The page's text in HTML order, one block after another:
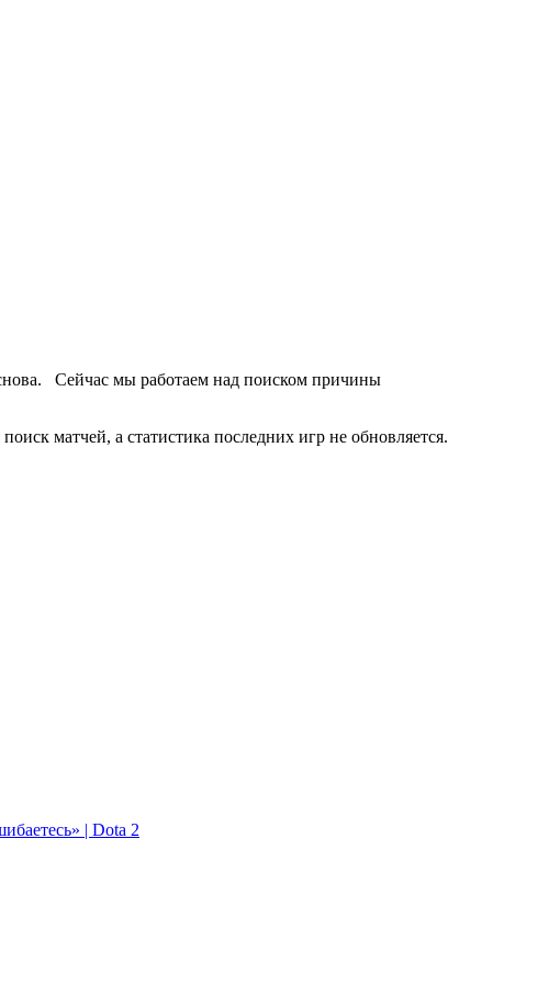
Сейчас мы работаем над поиском причины
матчей, а статистика последних игр не обновляется.
| Dota 2